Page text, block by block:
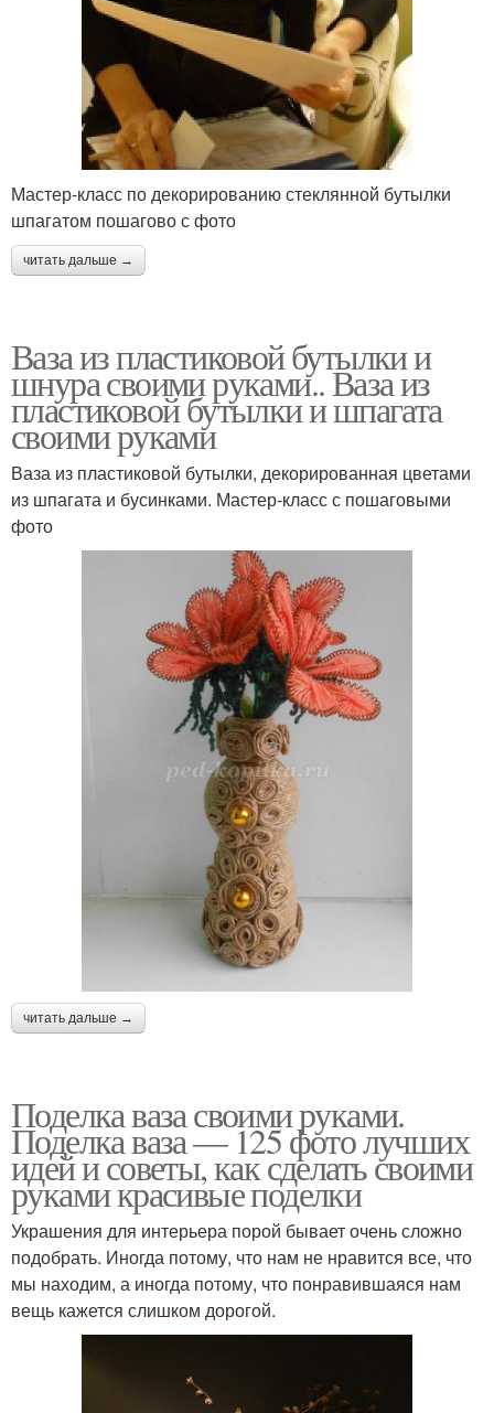
Мастер-класс по декорированию стеклянной бутылки
шпагатом пошагово с фото
читать дальше →
Ваза из пластиковой бутылки и
шнура своими руками.. Ваза из
пластиковой бутылки и шпагата
своими руками
Ваза из пластиковой бутылки, декорированная цветами
из шпагата и бусинками. Мастер-класс с пошаговыми
фото
читать дальше →
Поделка ваза своими руками.
Поделка ваза — 125 фото лучших
идей и советы, как сделать своими
руками красивые поделки
Украшения для интерьера порой бывает очень сложно
подобрать. Иногда потому, что нам не нравится все, что
мы находим, а иногда потому, что понравившаяся нам
вещь кажется слишком дорогой.